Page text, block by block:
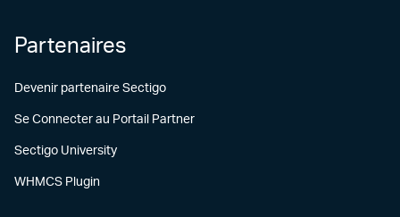
Partenaires
Devenir partenaire Sectigo
Se Connecter au Portail Partner
Sectigo University
WHMCS Plugin